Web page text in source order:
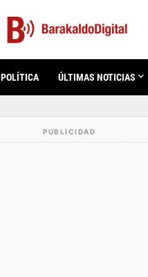
POLÍTICA ÚLTIMAS NOTICIAS